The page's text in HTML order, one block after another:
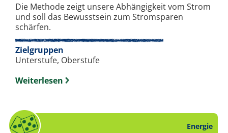
Die Methode zeigt unsere Abhängigkeit vom Strom
und soll das Bewusstsein zum Stromsparen
schärfen.
Zielgruppen
Unterstufe, Oberstufe
Weiterlesen
Energie